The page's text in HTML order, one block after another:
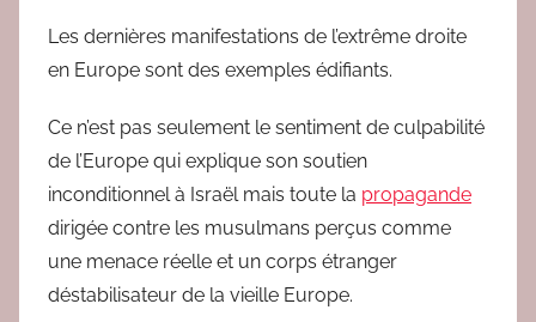
Les dernières manifestations de l’extrême droite
en Europe sont des exemples édifiants.
Ce n’est pas seulement le sentiment de culpabilité
de l’Europe qui explique son soutien
inconditionnel à Israël mais toute la propagande
dirigée contre les musulmans perçus comme
une menace réelle et un corps étranger
déstabilisateur de la vieille Europe.